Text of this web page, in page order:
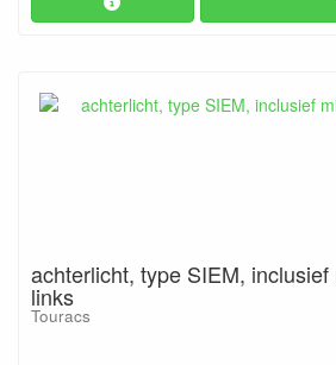
achterlicht, type SIEM,
links
Touracs